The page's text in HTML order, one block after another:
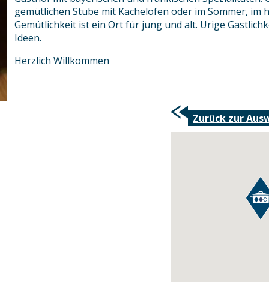
gemütlichen Stube mit Kachelofen oder im Sommer, im
Gemütlichkeit ist ein Ort für jung und alt. Urige
Ideen.
Herzlich Willkommen
Zurück zur